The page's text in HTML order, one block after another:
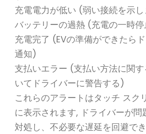
充電電力が低い (弱い接続を示
バッテリーの過熱 (充電の一時
充電完了 (EVの準備ができたら
通知)
支払いエラー (支払い方法に関
いてドライバーに警告する)
これらのアラートはタッチ スク
に表示されます, ドライバーが問
対処し、不必要な遅延を回避で